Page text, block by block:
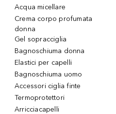
Acqua micellare
Crema corpo profumata
donna
Gel sopracciglia
Bagnoschiuma donna
Elastici per capelli
Bagnoschiuma uomo
Accessori ciglia finte
Termoprotettori
Arricciacapelli